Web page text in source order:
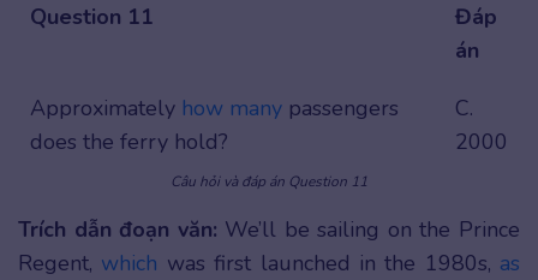
Question 11
Đáp
án
Approximately how many passengers
does the ferry hold?
C.
2000
Câu hỏi và đáp án Question 11
Trích dẫn đoạn văn: We’ll be sailing on the Prince
Regent, which was first launched in the 1980s, as